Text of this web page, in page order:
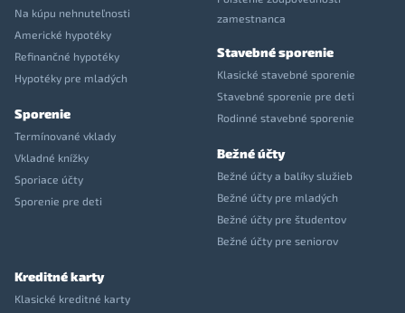
Na kúpu nehnuteľnosti
Americké hypotéky
Refinančné hypotéky
Hypotéky pre mladých
Sporenie
Termínované vklady
Vkladné knížky
Sporiace účty
Sporenie pre deti
zamestnanca
Stavebné sporenie
Klasické stavebné sporenie
Stavebné sporenie pre deti
Rodinné stavebné sporenie
Bežné účty
Bežné účty a balíky služieb
Bežné účty pre mladých
Bežné účty pre študentov
Bežné účty pre seniorov
Kreditné karty
Klasické kreditné karty